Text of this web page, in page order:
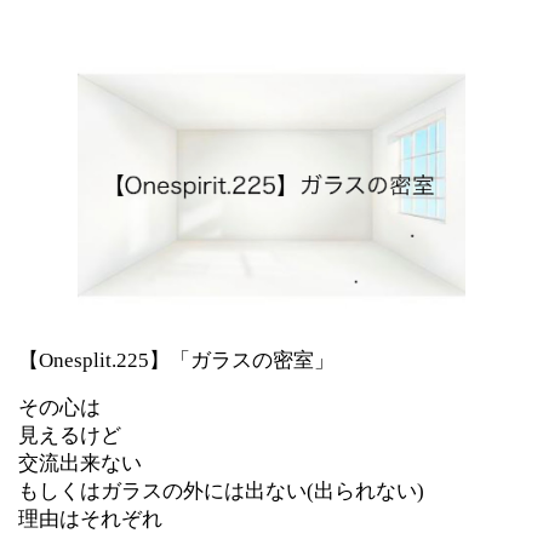
【Onesplit.225】「ガラスの密室」
その心は
見えるけど
交流出来ない
もしくはガラスの外には出ない(出られない)
理由はそれぞれ